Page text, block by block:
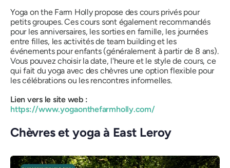
Yoga on the Farm Holly propose des cours privés pour
petits groupes. Ces cours sont également recommandés
pour les anniversaires, les sorties en famille, les journées
entre filles, les activités de team building et les
événements pour enfants (généralement à partir de 8 ans).
Vous pouvez choisir la date, l'heure et le style de cours, ce
qui fait du yoga avec des chèvres une option flexible pour
les célébrations ou les rencontres informelles.
Lien vers le site web :
https://www.yogaonthefarmholly.com/
Chèvres et yoga à East Leroy